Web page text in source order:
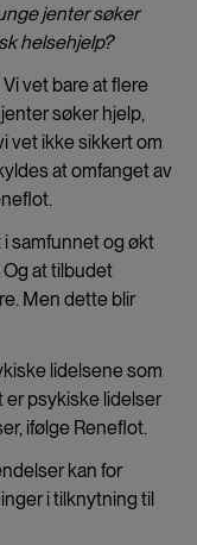
jenter søker
helsehjelp?
Vi vet bare at flere
søker hjelp,
vet ikke sikkert om
at omfanget av
samfunnet og økt
Og at tilbudet
Men dette blir
lidelsene som
er psykiske lidelser
ifølge Reneflot.
kan for
i tilknytning til